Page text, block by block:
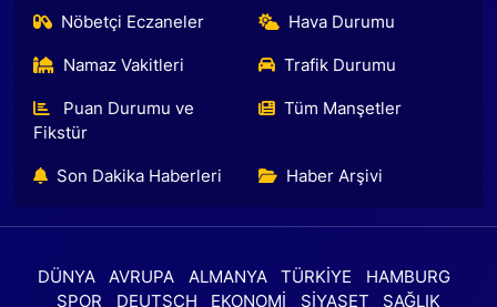
Nöbetçi Eczaneler Hava Durumu
Namaz Vakitleri Trafik Durumu
Puan Durumu ve
Fikstür
Tüm Manşetler
Son Dakika Haberleri Haber Arşivi
DÜNYA AVRUPA ALMANYA TÜRKİYE
HAMBURG
SPOR
DEUTSCH EKONOMİ SİYASET SAĞLIK